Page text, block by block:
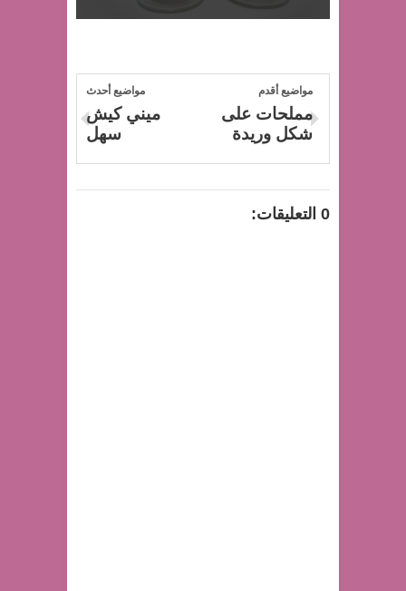
مواضيع أحدث
ميني كيش
سهل
مواضيع أقدم
مملحات على
شكل وريدة
0 التعليقات: